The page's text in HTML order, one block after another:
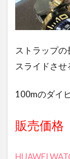
ストラップ
スライドさせ
100mのダイ
販売価
HUAWEI